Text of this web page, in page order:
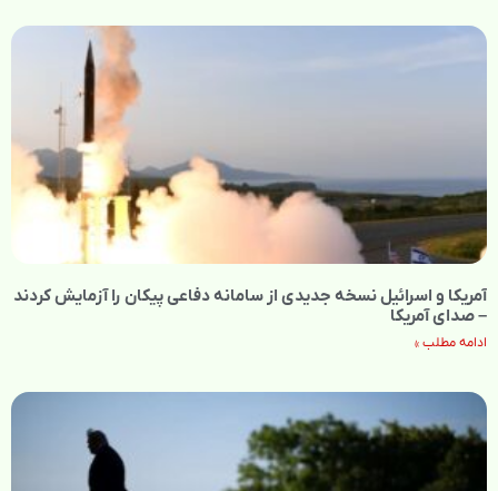
آمریکا و اسرائیل نسخه جدیدی از سامانه دفاعی پیکان را آزمایش کردند
– صدای آمریکا
ادامه مطلب »